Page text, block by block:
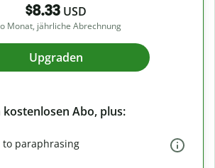
$8.33 USD
Monat, jährliche Abrechnung
Upgraden
kostenlosen Abo, plus:
to paraphrasing